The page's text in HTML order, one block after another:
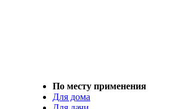
По месту применения
Для дома